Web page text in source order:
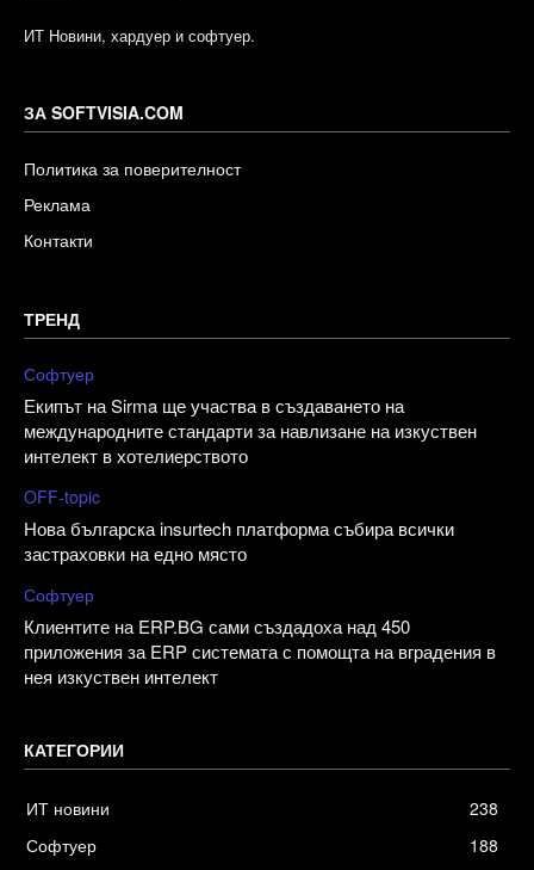
ИТ Новини, хардуер и софтуер.
ЗА SOFTVISIA.COM
Политика за поверителност
Реклама
Контакти
ТРЕНД
Софтуер
Екипът на Sirma ще участва в създаването на
международните стандарти за навлизане на изкуствен
интелект в хотелиерството
OFF-topic
Нова българска insurtech платформа събира всички
застраховки на едно място
Софтуер
Клиентите на ERP.BG сами създадоха над 450
приложения за ERP системата с помощта на вградения в
нея изкуствен интелект
КАТЕГОРИИ
ИТ новини
238
Софтуер
188